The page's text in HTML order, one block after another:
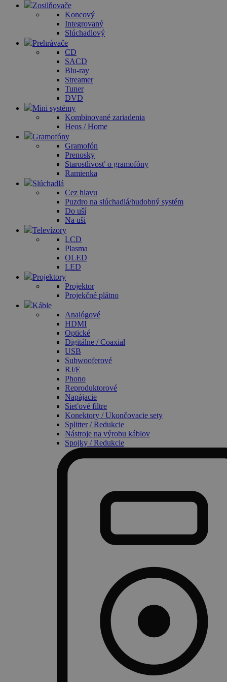
Zosilňovače
Koncový
Integrovaný
Slúchadlový
Prehrávače
CD
SACD
Blu-ray
Streamer
Tuner
DVD
Mini systémy
Kombinované zariadenia
Heos / Home
Gramofóny
Gramofón
Prenosky
Starostlivosť o gramofóny
Ramienka
Slúchadlá
Cez hlavu
Puzdro na slúchadlá/hudobný systém
Do uší
Na uši
Televízory
LCD
Plasma
OLED
LED
Projektory
Projektor
Projekčné plátno
Káble
Analógové
HDMI
Optické
Digitálne / Coaxial
USB
Subwooferové
RJ/E
Phono
Reproduktorové
Napájacie
Sieťové filtre
Konektory / Ukončovacie sety
Splitter / Redukcie
Nástroje na výrobu káblov
Spojky / Redukcie